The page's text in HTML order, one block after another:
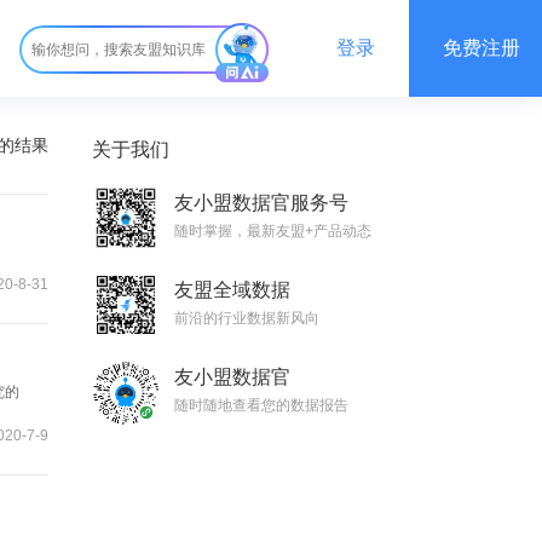
登录 免费注册
结果
8-31
的
7-9
关于我们
友小盟数据官服务号
随时掌握，最新友盟+产品动态
友盟全域数据
前沿的行业数据新风向
友小盟数据官
随时随地查看您的数据报告